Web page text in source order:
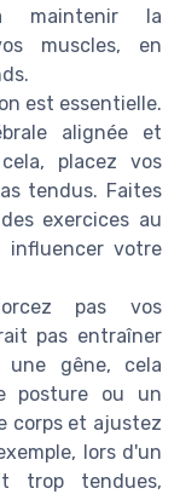
maintenir la
muscles, en
est essentielle.
alignée et
placez vos
tendus. Faites
exercices au
votre
pas vos
pas entraîner
une gêne, cela
posture ou un
corps et ajustez
lors d'un
trop tendues,